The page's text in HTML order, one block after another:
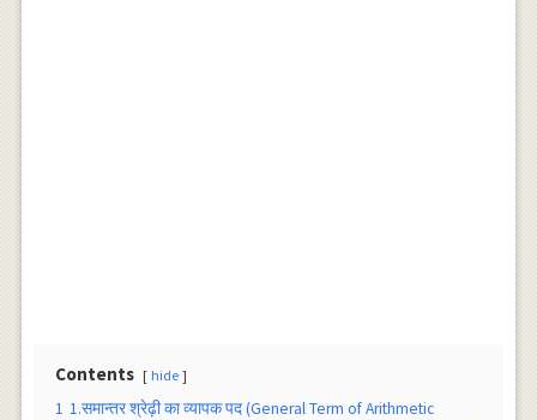
Contents hide
1 1.समान्तर श्रेढ़ी का व्यापक पद (General Term of Arithmetic